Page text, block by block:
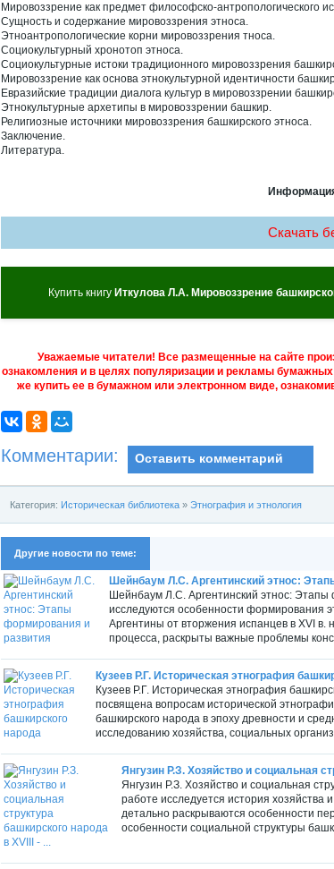
Мировоззрение как предмет философско-антропологического
Сущность и содержание мировоззрения этноса.
Этноантропологические корни мировоззрения тноса.
Социокультурный хронотоп этноса.
Социокультурные истоки традиционного мировоззрения
Мировоззрение как основа этнокультурной идентичности
Евразийские традиции диалога культур в мировоззрении
Этнокультурные архетипы в мировоззрении башкир.
Религиозные источники мировоззрения башкирского этноса.
Заключение.
Литература.
Скачать
Купить книгу Иткулова Л.А. Мировоззрение
Уважаемые читатели! Все размещенные на сайте
ознакомления и в целях популяризации и рекламы
же купить ее в бумажном или электронном виде,
Комментарии: Оставить комментарий
Категория: Историческая библиотека » Этнография и этнология
Другие новости по теме:
Шейнбаум Л.С. Аргентинский этнос:
Шейнбаум Л.С. Аргентинский этнос:
исследуются особенности формирования
Аргентины от вторжения испанцев в XVI в.
процесса, раскрыты важные проблемы
Кузеев Р.Г. Историческая этнография
Кузеев Р.Г. Историческая этнография
посвящена вопросам исторической
башкирского народа в эпоху древности и
исследованию хозяйства, социальных
Янгузин Р.З. Хозяйство и социальная
Янгузин Р.З. Хозяйство и социальная
работе исследуется история хозяйства
детально раскрываются особенности
особенности социальной структуры